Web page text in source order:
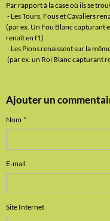
Par rapport à la case où ils se
- Les Tours, Fous et Cavaliers
(par ex. Un Fou Blanc capturant
renaît en f1)
- Les Pions renaissent sur la
(par ex. un Roi Blanc capturant
Ajouter un
Nom
E-mail
Site Internet